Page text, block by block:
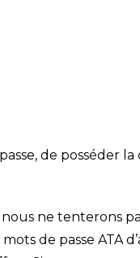
de posséder
ne tenterons
de passe ATA